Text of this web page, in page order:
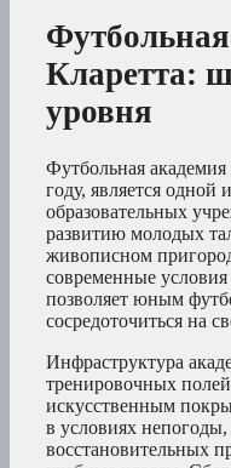
Кларетта:
уровня
Футбольная академия
году, является
образовательных
развитию молодых
живописном
современные
позволяет юным
сосредоточиться на
Инфраструктура
тренировочных
искусственным
в условиях
восстановительных